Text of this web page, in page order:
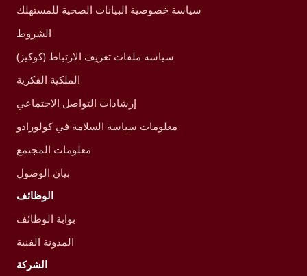
سياسة خصوصية البيانات الصحية للمستهلك
الشروط
سياسة ملفات تعريف الارتباط (كوكيز)
الملكية الفكرية
إرشادات التواصل الاجتماعي
معلومات سياسة السلامة في كولورادو
معلومات المجتمع
بيان الوصول
الوظائف
بوابة الوظائف
المدونة الفنية
الشركة